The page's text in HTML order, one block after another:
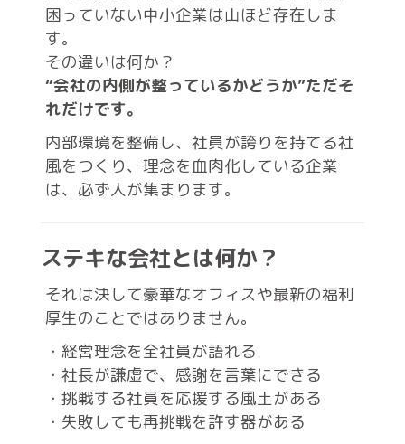
困っていない中小企業は山ほど存在しま
す。
その違いは何か？
“会社の内側が整っているかどうか”ただそ
れだけです。
内部環境を整備し、社員が誇りを持てる社
風をつくり、理念を血肉化している企業
は、必ず人が集まります。
ステキな会社とは何か？
それは決して豪華なオフィスや最新の福利
厚生のことではありません。
・経営理念を全社員が語れる
・社長が謙虚で、感謝を言葉にできる
・挑戦する社員を応援する風土がある
・失敗しても再挑戦を許す器がある